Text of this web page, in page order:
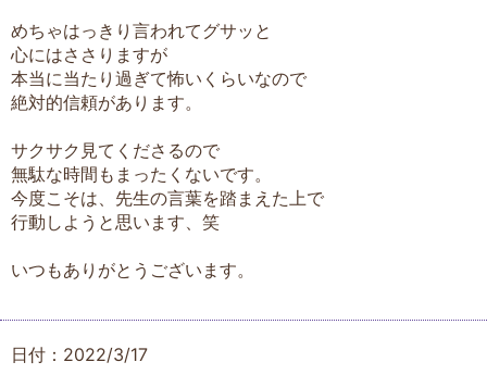
めちゃはっきり言われてグサッと
心にはささりますが
本当に当たり過ぎて怖いくらいなので
絶対的信頼があります。
サクサク見てくださるので
無駄な時間もまったくないです。
今度こそは、先生の言葉を踏まえた上で
行動しようと思います、笑
いつもありがとうございます。
日付：2022/3/17